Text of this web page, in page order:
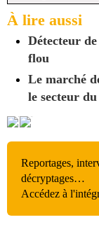
À lire aussi
Détecteur
flou
Le marché
le secteur
Reportages,
décryptages…
Accédez à